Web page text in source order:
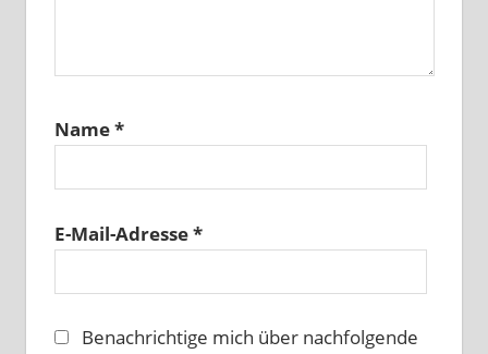
Name*
E-Mail-Adresse*
Benachrichtige mich über nachfolgende